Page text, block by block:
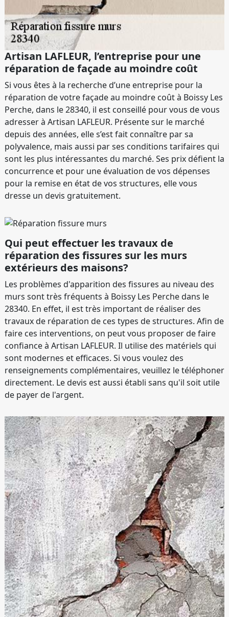
Artisan LAFLEUR, l’entreprise pour une
réparation de façade au moindre coût
Si vous êtes à la recherche d’une entreprise pour la
réparation de votre façade au moindre coût à Boissy Les
Perche, dans le 28340, il est conseillé pour vous de vous
adresser à Artisan LAFLEUR. Présente sur le marché
depuis des années, elle s’est fait connaître par sa
polyvalence, mais aussi par ses conditions tarifaires qui
sont les plus intéressantes du marché. Ses prix défient la
concurrence et pour une évaluation de vos dépenses
pour la remise en état de vos structures, elle vous
dresse un devis gratuitement.
Qui peut effectuer les travaux de
réparation des fissures sur les murs
extérieurs des maisons?
Les problèmes d'apparition des fissures au niveau des
murs sont très fréquents à Boissy Les Perche dans le
28340. En effet, il est très important de réaliser des
travaux de réparation de ces types de structures. Afin de
faire ces interventions, on peut vous proposer de faire
confiance à Artisan LAFLEUR. Il utilise des matériels qui
sont modernes et efficaces. Si vous voulez des
renseignements complémentaires, veuillez le téléphoner
directement. Le devis est aussi établi sans qu'il soit utile
de payer de l'argent.